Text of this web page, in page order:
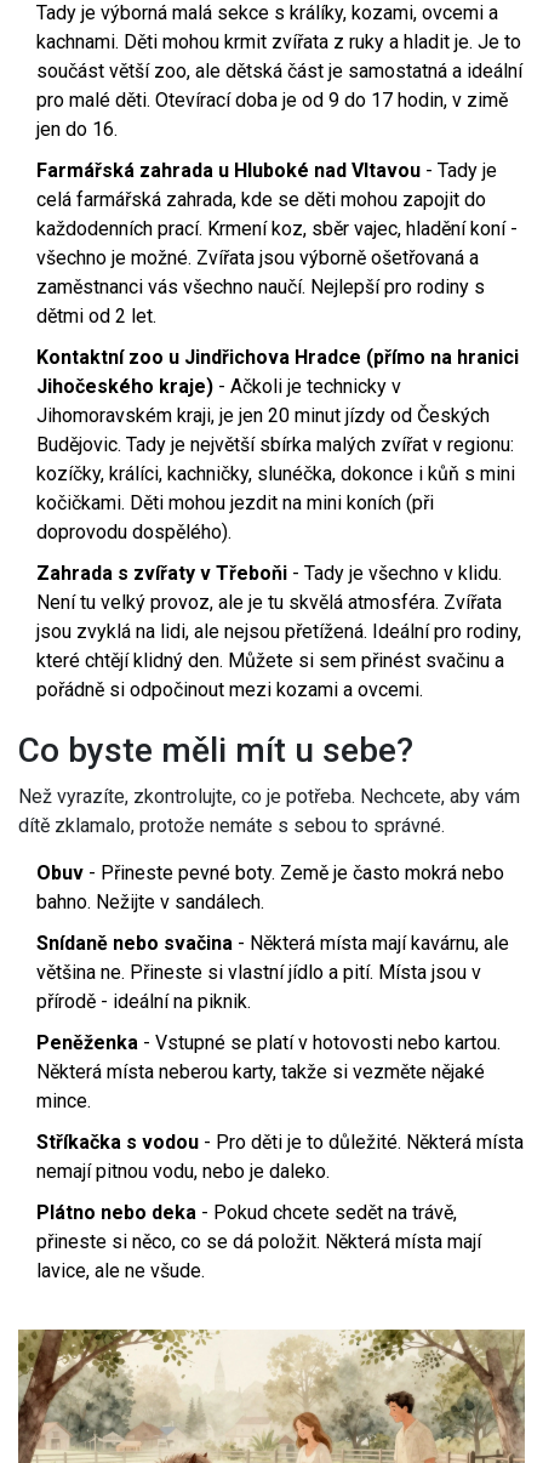
Tady je výborná malá sekce s králíky, kozami, ovcemi a
kachnami. Děti mohou krmit zvířata z ruky a hladit je. Je to
součást větší zoo, ale dětská část je samostatná a ideální
pro malé děti. Otevírací doba je od 9 do 17 hodin, v zimě
jen do 16.
Farmářská zahrada u Hluboké nad Vltavou - Tady je
celá farmářská zahrada, kde se děti mohou zapojit do
každodenních prací. Krmení koz, sběr vajec, hladění koní -
všechno je možné. Zvířata jsou výborně ošetřovaná a
zaměstnanci vás všechno naučí. Nejlepší pro rodiny s
dětmi od 2 let.
Kontaktní zoo u Jindřichova Hradce (přímo na hranici
Jihočeského kraje) - Ačkoli je technicky v
Jihomoravském kraji, je jen 20 minut jízdy od Českých
Budějovic. Tady je největší sbírka malých zvířat v regionu:
kozíčky, králíci, kachničky, slunéčka, dokonce i kůň s mini
kočičkami. Děti mohou jezdit na mini koních (při
doprovodu dospělého).
Zahrada s zvířaty v Třeboňi - Tady je všechno v klidu.
Není tu velký provoz, ale je tu skvělá atmosféra. Zvířata
jsou zvyklá na lidi, ale nejsou přetížená. Ideální pro rodiny,
které chtějí klidný den. Můžete si sem přinést svačinu a
pořádně si odpočinout mezi kozami a ovcemi.
Co byste měli mít u sebe?
Než vyrazíte, zkontrolujte, co je potřeba. Nechcete, aby vám
dítě zklamalo, protože nemáte s sebou to správné.
Obuv - Přineste pevné boty. Země je často mokrá nebo
bahno. Nežijte v sandálech.
Snídaně nebo svačina - Některá místa mají kavárnu, ale
většina ne. Přineste si vlastní jídlo a pití. Místa jsou v
přírodě - ideální na piknik.
Peněženka - Vstupné se platí v hotovosti nebo kartou.
Některá místa neberou karty, takže si vezměte nějaké
mince.
Stříkačka s vodou - Pro děti je to důležité. Některá místa
nemají pitnou vodu, nebo je daleko.
Plátno nebo deka - Pokud chcete sedět na trávě,
přineste si něco, co se dá položit. Některá místa mají
lavice, ale ne všude.